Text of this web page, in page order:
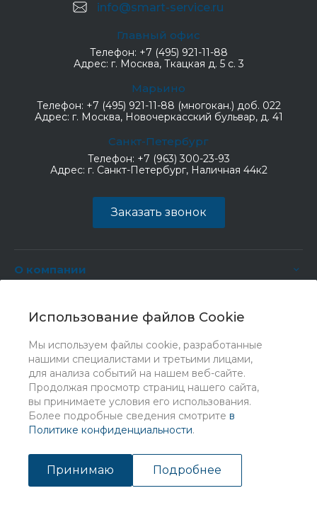
Использование файлов Cookie
Мы используем файлы cookie, разработанные
нашими специалистами и третьими лицами,
для анализа событий на нашем веб-сайте.
Продолжая просмотр страниц нашего сайта,
вы принимаете условия его использования.
Более подробные сведения смотрите в
Политике конфиденциальности.
Принимаю Подробнее
info@smart-service.ru
Главный офис
Телефон: +7 (495) 921-11-88
Адрес: г. Москва, Ткацкая д. 5 с. 3
Марьино
Телефон: +7 (495) 921-11-88 (многокан.) доб. 022
Адрес: г. Москва, Новочеркасский бульвар, д. 41
Санкт-Петербург
Телефон: +7 (963) 300-23-93
Адрес: г. Санкт-Петербург, Наличная 44к2
Заказать звонок
О компании
Услуги